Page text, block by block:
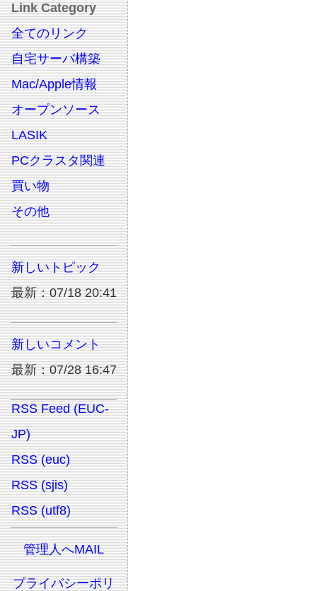
Link Category
全てのリンク
自宅サーバ構築
Mac/Apple情報
オープンソース
LASIK
PCクラスタ関連
買い物
その他
新しいトピック
最新：07/18 20:41
新しいコメント
最新：07/28 16:47
RSS Feed (EUC-
JP)
RSS (euc)
RSS (sjis)
RSS (utf8)
管理人へMAIL
プライバシーポリ